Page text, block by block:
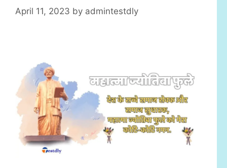
April 11, 2023 by admintestdly